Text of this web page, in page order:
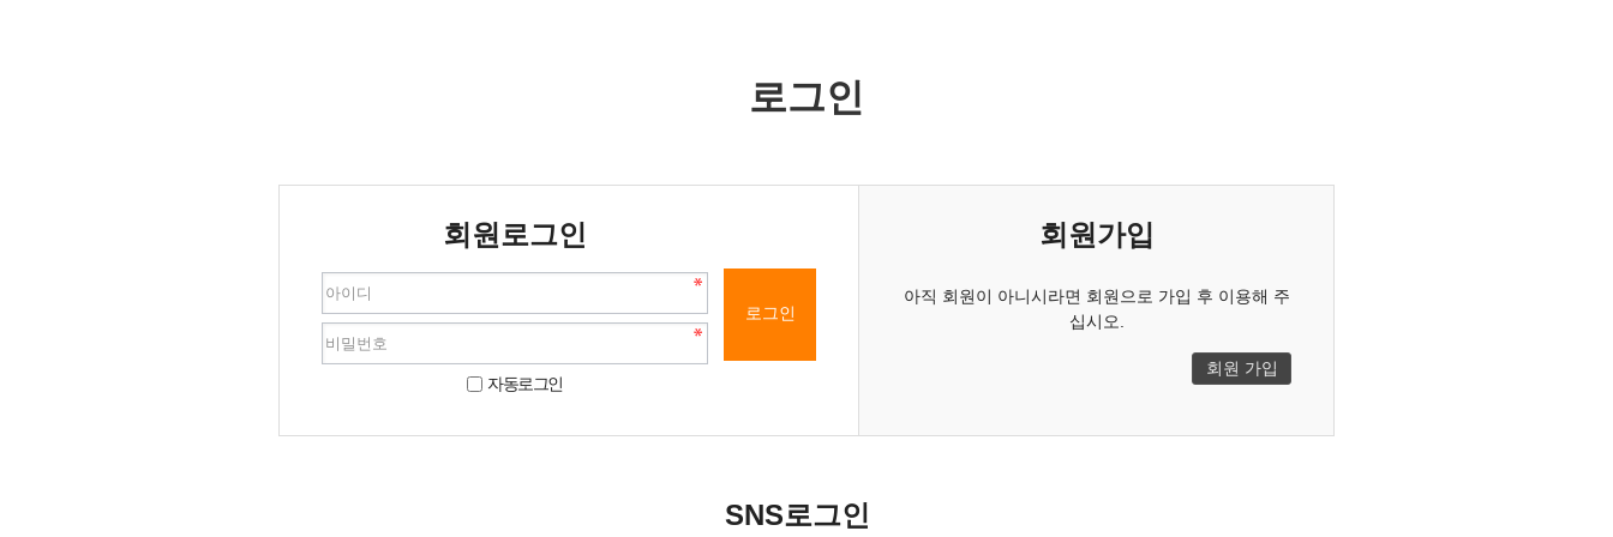
로그인
회원로그인
자동로그인
회원가입
아직 회원이 아니시라면 회원으로 가입 후 이용해 주
십시오.
회원 가입
SNS로그인